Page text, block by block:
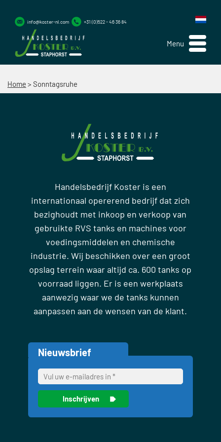
Menu
info@koster-nl.com +31 (0)522 - 46 36 84
Home > Sonntagsruhe
Handelsbedrijf Koster is een
internationaal opererend bedrijf dat zich
bezighoudt met inkoop en verkoop van
gebruikte RVS tanks en machines voor
voedingsmiddelen en chemische
industrie. Wij beschikken over een groot
opslag terrein waar altijd ca. 600 tanks op
voorraad liggen. Er is een werkplaats
aanwezig waar we de tanks kunnen
aanpassen aan de wensen van de klant.
Nieuwsbrief